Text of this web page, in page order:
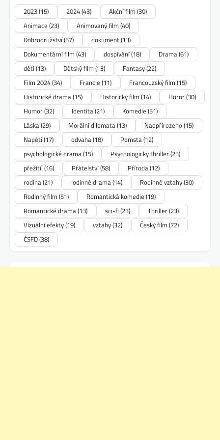
2023(15) 2024(43) Akční film (30)
Animace (23) Animovaný film (40)
Dobrodružství(57) dokument(13)
Dokumentární film (43) dospívání(18) Drama(61)
děti (13) Dětský film (13) Fantasy(22)
Film 2024(34) Francie (11) Francouzský film (15)
Historické drama(15) Historický film (14) Horor(30)
Humor(32) Identita(21) Komedie (51)
Láska(29) Morální dilemata(13) Nadpřirozeno(15)
Napětí(17) odvaha(18) Pomsta(12)
psychologické drama(15) Psychologický thriller(23)
přežití. (16) Přátelství(58) Příroda(12)
rodina(21) rodinné drama(14) Rodinné vztahy(30)
Rodinný film (51) Romantická komedie (19)
Romantické drama(13) sci-fi (23) Thriller(23)
Vizuální efekty(19) vztahy(32) Český film (72)
ČSFD(38)